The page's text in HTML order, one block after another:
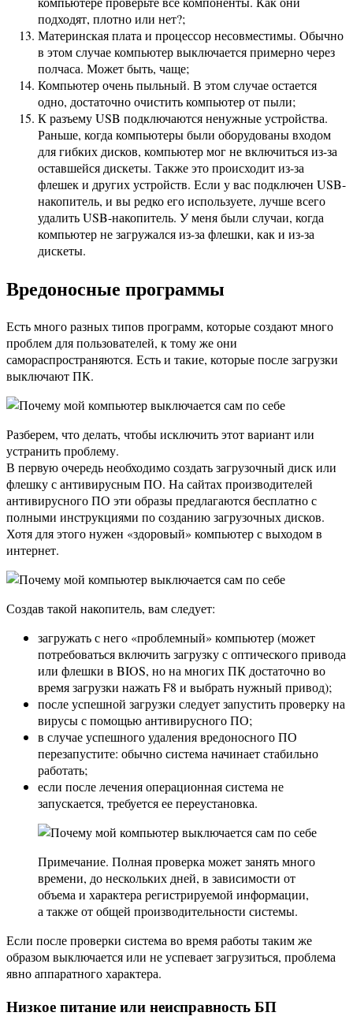
подходят, плотно или нет?;
Материнская плата и процессор несовместимы. Обычно
в этом случае компьютер выключается примерно через
полчаса. Может быть, чаще;
Компьютер очень пыльный. В этом случае остается
одно, достаточно очистить компьютер от пыли;
К разъему USB подключаются ненужные устройства.
Раньше, когда компьютеры были оборудованы входом
для гибких дисков, компьютер мог не включиться из-за
оставшейся дискеты. Также это происходит из-за
флешек и других устройств. Если у вас подключен USB-
накопитель, и вы редко его используете, лучше всего
удалить USB-накопитель. У меня были случаи, когда
компьютер не загружался из-за флешки, как и из-за
дискеты.
Вредоносные программы
Есть много разных типов программ, которые создают много
проблем для пользователей, к тому же они
самораспространяются. Есть и такие, которые после загрузки
выключают ПК.
Разберем, что делать, чтобы исключить этот вариант или
устранить проблему.
В первую очередь необходимо создать загрузочный диск или
флешку с антивирусным ПО. На сайтах производителей
антивирусного ПО эти образы предлагаются бесплатно с
полными инструкциями по созданию загрузочных дисков.
Хотя для этого нужен «здоровый» компьютер с выходом в
интернет.
Создав такой накопитель, вам следует:
загружать с него «проблемный» компьютер (может
потребоваться включить загрузку с оптического привода
или флешки в BIOS, но на многих ПК достаточно во
время загрузки нажать F8 и выбрать нужный привод);
после успешной загрузки следует запустить проверку на
вирусы с помощью антивирусного ПО;
в случае успешного удаления вредоносного ПО
перезапустите: обычно система начинает стабильно
работать;
если после лечения операционная система не
запускается, требуется ее переустановка.
Примечание. Полная проверка может занять много
времени, до нескольких дней, в зависимости от
объема и характера регистрируемой информации,
а также от общей производительности системы.
Если после проверки система во время работы таким же
образом выключается или не успевает загрузиться, проблема
явно аппаратного характера.
Низкое питание или неисправность БП